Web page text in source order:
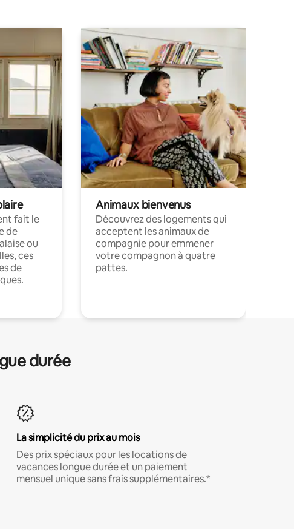
fait le
de
ou
ces
de
Animaux bienvenus
Découvrez des logements qui
acceptent les animaux de
compagnie pour emmener
votre compagnon à quatre
pattes.
durée
La simplicité du prix au mois
Des prix spéciaux pour les locations de
vacances longue durée et un paiement
mensuel unique sans frais supplémentaires.*